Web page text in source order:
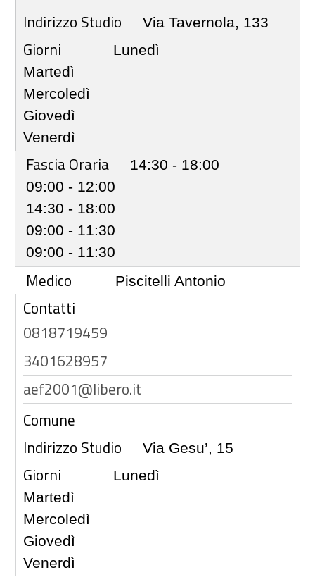
Indirizzo Studio Via Tavernola, 133
Giorni
Lunedì
Martedì
Mercoledì
Giovedì
Venerdì
Fascia Oraria
14:30 - 18:00
09:00 - 12:00
14:30 - 18:00
09:00 - 11:30
09:00 - 11:30
Medico Piscitelli Antonio
Contatti
0818719459
3401628957
aef2001@libero.it
Comune
Indirizzo Studio
Via Gesu’, 15
Giorni
Lunedì
Martedì
Mercoledì
Giovedì
Venerdì